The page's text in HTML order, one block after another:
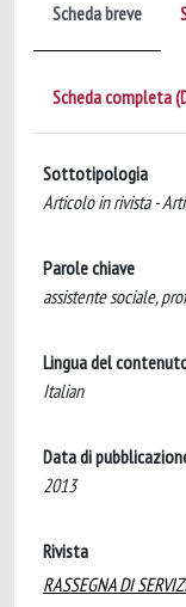
Scheda breve
Scheda completa
Sottotipologia
Articolo in rivista -
Parole chiave
assistente sociale,
Lingua del
Italian
Data di
2013
Rivista
RASSEGNA DI